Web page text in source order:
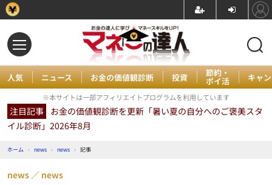
人気 ニュース お金の価値観診断 投資 節約・
ポイ活 キャ
※本サイトは一部アフィリエイトプログラムを利用しています
注目記事 お金の価値観診断を更新「暑い夏の自分へのご褒美スタ
イル診断」2026年8月
ホーム › news › news › 記事
news news